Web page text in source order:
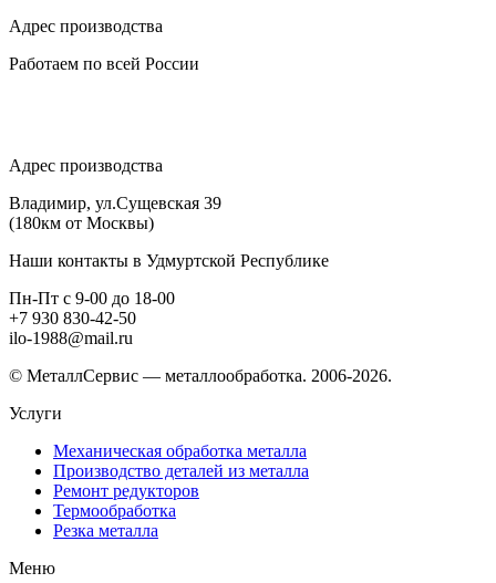
Адрес производства
Работаем по всей России
Адрес производства
Владимир, ул.Сущевская 39
(180км от Москвы)
Наши контакты в Удмуртской Республике
Пн-Пт с 9-00 до 18-00
+7 930 830-42-50
ilo-1988@mail.ru
© МеталлСервис — металлообработка. 2006-2026.
Услуги
Механическая обработка металла
Производство деталей из металла
Ремонт редукторов
Термообработка
Резка металла
Меню